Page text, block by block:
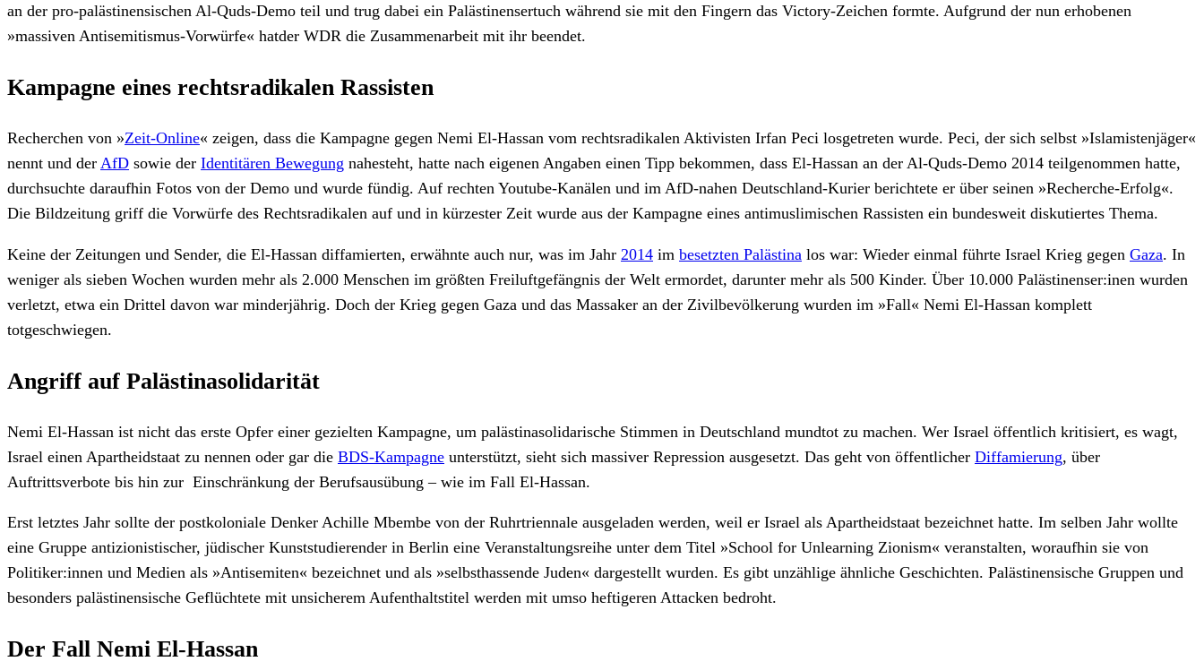
an der pro-palästinensischen Al-Quds-Demo teil und trug dabei ein Palästinensertuch während sie mit den Fingern das Victory-Zeichen formte. Aufgrund der nun erhobenen
»massiven Antisemitismus-Vorwürfe« hatder WDR die Zusammenarbeit mit ihr beendet.
Kampagne eines rechtsradikalen Rassisten
Recherchen von »Zeit-Online« zeigen, dass die Kampagne gegen Nemi El-Hassan vom rechtsradikalen Aktivisten Irfan Peci losgetreten wurde. Peci, der sich selbst »Islamistenjäger«
nennt und der AfD sowie der Identitären Bewegung nahesteht, hatte nach eigenen Angaben einen Tipp bekommen, dass El-Hassan an der Al-Quds-Demo 2014 teilgenommen hatte,
durchsuchte daraufhin Fotos von der Demo und wurde fündig. Auf rechten Youtube-Kanälen und im AfD-nahen Deutschland-Kurier berichtete er über seinen »Recherche-Erfolg«.
Die Bildzeitung griff die Vorwürfe des Rechtsradikalen auf und in kürzester Zeit wurde aus der Kampagne eines antimuslimischen Rassisten ein bundesweit diskutiertes Thema.
Keine der Zeitungen und Sender, die El-Hassan diffamierten, erwähnte auch nur, was im Jahr 2014 im besetzten Palästina los war: Wieder einmal führte Israel Krieg gegen Gaza. In
weniger als sieben Wochen wurden mehr als 2.000 Menschen im größten Freiluftgefängnis der Welt ermordet, darunter mehr als 500 Kinder. Über 10.000 Palästinenser:inen wurden
verletzt, etwa ein Drittel davon war minderjährig. Doch der Krieg gegen Gaza und das Massaker an der Zivilbevölkerung wurden im »Fall« Nemi El-Hassan komplett
totgeschwiegen.
Angriff auf Palästinasolidarität
Nemi El-Hassan ist nicht das erste Opfer einer gezielten Kampagne, um palästinasolidarische Stimmen in Deutschland mundtot zu machen. Wer Israel öffentlich kritisiert, es wagt,
Israel einen Apartheidstaat zu nennen oder gar die BDS-Kampagne unterstützt, sieht sich massiver Repression ausgesetzt. Das geht von öffentlicher Diffamierung, über
Auftrittsverbote bis hin zur Einschränkung der Berufsausübung – wie im Fall El-Hassan.
Erst letztes Jahr sollte der postkoloniale Denker Achille Mbembe von der Ruhrtriennale ausgeladen werden, weil er Israel als Apartheidstaat bezeichnet hatte. Im selben Jahr wollte
eine Gruppe antizionistischer, jüdischer Kunststudierender in Berlin eine Veranstaltungsreihe unter dem Titel »School for Unlearning Zionism« veranstalten, woraufhin sie von
Politiker:innen und Medien als »Antisemiten« bezeichnet und als »selbsthassende Juden« dargestellt wurden. Es gibt unzählige ähnliche Geschichten. Palästinensische Gruppen und
besonders palästinensische Geflüchtete mit unsicherem Aufenthaltstitel werden mit umso heftigeren Attacken bedroht.
Der Fall Nemi El-Hassan